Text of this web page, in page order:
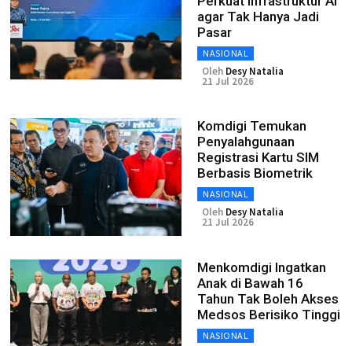
agar Tak Hanya Jadi
Pasar
NASIONAL
Oleh Desy Natalia
21 Jul 2026
Komdigi Temukan
Penyalahgunaan
Registrasi Kartu SIM
Berbasis Biometrik
NASIONAL
Oleh Desy Natalia
21 Jul 2026
Menkomdigi Ingatkan
Anak di Bawah 16
Tahun Tak Boleh Akses
Medsos Berisiko Tinggi
NASIONAL